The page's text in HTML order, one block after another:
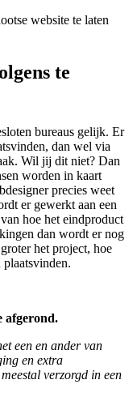
website te laten
te
bureaus gelijk. Er
dan wel via
Wil jij dit niet? Dan
worden in kaart
precies weet
er gewerkt aan een
hoe het eindproduct
dan wordt er nog
het project, hoe
plaatsvinden.
afgerond.
een en ander van
en extra
verzorgd in een